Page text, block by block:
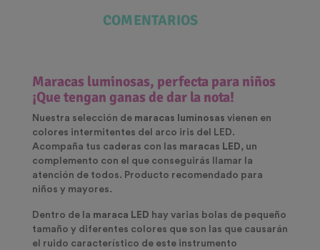
COMENTARIOS
Maracas luminosas, perfecta para niños
¡Que tengan ganas de dar la nota!
Nuestra selección de maracas luminosas vienen en
colores intermitentes del arco iris del LED.
Acompaña tus caderas con las maracas LED, un
complemento con el que conseguirás llamar la
atención de todos. Producto recomendado para
niños y mayores.
Dentro de la maraca LED hay varias bolas de pequeño
tamaño y diferentes colores que son las que causarán
el ruido característico de este instrumento